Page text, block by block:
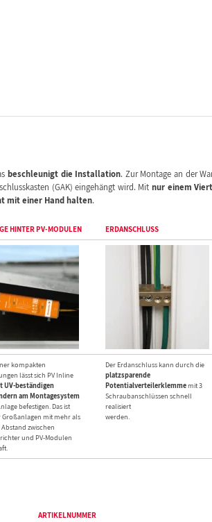
beschleunigt die Installation. Zur Montage an der
(GAK) eingehängt wird. Mitnur einem
mit einer Hand halten.
HINTER PV-MODULEN ERDANSCHLUSS
kompakten
lässt sich PV Inline
UV-beständigen
am Montagesystem
befestigen. Das ist
mit mehr als
Abstand zwischen
und PV-Modulen
Der Erdanschluss kann durch die
platzsparende
Potentialverteilerklemmemit 3
Schraubanschlüssen schnell
realisiert
werden.
ARTIKELNUMMER